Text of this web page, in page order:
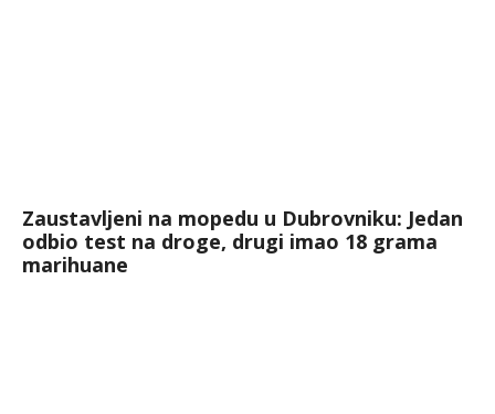
Zaustavljeni na mopedu u Dubrovniku: Jedan
odbio test na droge, drugi imao 18 grama
marihuane